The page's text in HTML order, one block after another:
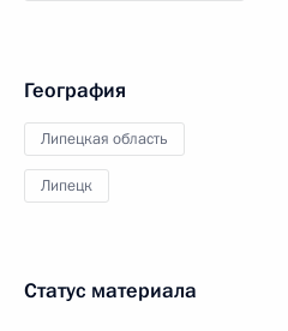
География
Липецкая область
Липецк
Статус материала